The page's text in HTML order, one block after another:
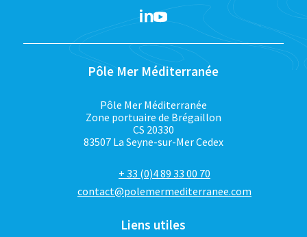
Pôle Mer Méditerranée
Pôle Mer Méditerranée
Zone portuaire de Brégaillon
CS 20330
83507 La Seyne-sur-Mer Cedex
+ 33 (0)4 89 33 00 70
contact@polemermediterranee.com
Liens utiles